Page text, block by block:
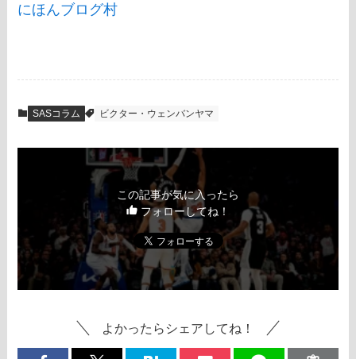
にほんブログ村
SASコラム ビクター・ウェンバンヤマ
この記事が気に入ったら
フォローしてね！
よかったらシェアしてね！